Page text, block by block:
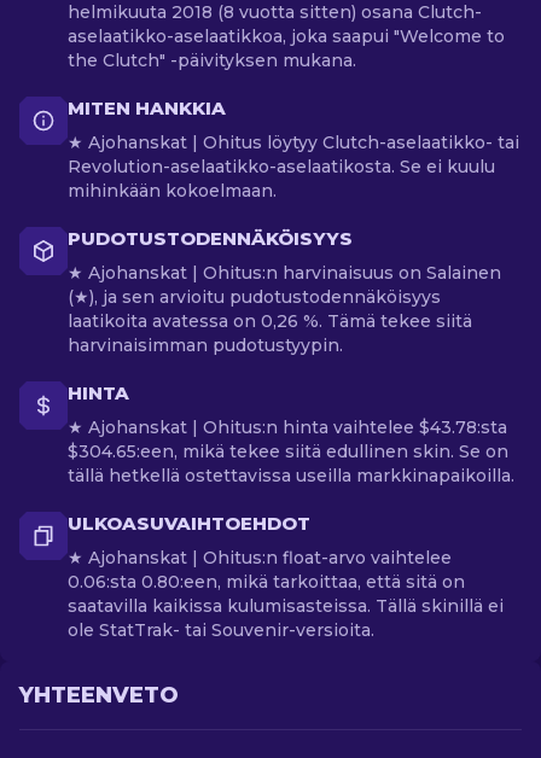
helmikuuta 2018 (8 vuotta sitten) osana Clutch-
aselaatikko-aselaatikkoa, joka saapui "Welcome to
the Clutch" -päivityksen mukana.
MITEN HANKKIA
★ Ajohanskat | Ohitus löytyy Clutch-aselaatikko- tai
Revolution-aselaatikko-aselaatikosta. Se ei kuulu
mihinkään kokoelmaan.
PUDOTUSTODENNÄKÖISYYS
★ Ajohanskat | Ohitus:n harvinaisuus on Salainen
(★), ja sen arvioitu pudotustodennäköisyys
laatikoita avatessa on 0,26 %. Tämä tekee siitä
harvinaisimman pudotustyypin.
HINTA
★ Ajohanskat | Ohitus:n hinta vaihtelee $43.78:sta
$304.65:een, mikä tekee siitä edullinen skin. Se on
tällä hetkellä ostettavissa useilla markkinapaikoilla.
ULKOASUVAIHTOEHDOT
★ Ajohanskat | Ohitus:n float-arvo vaihtelee
0.06:sta 0.80:een, mikä tarkoittaa, että sitä on
saatavilla kaikissa kulumisasteissa. Tällä skinillä ei
ole StatTrak- tai Souvenir-versioita.
YHTEENVETO